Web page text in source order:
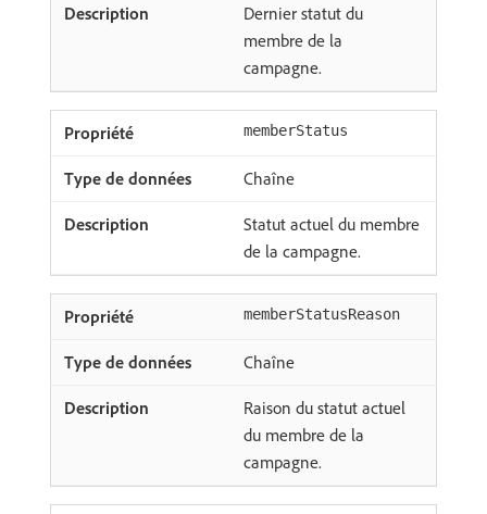
Dernier statut du
membre de la
campagne.
memberStatus
Chaîne
Statut actuel du membre
de la campagne.
memberStatusReason
Chaîne
Raison du statut actuel
du membre de la
campagne.